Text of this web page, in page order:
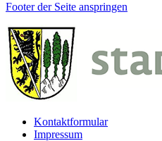
Footer der Seite anspringen
Kontaktformular
Impressum